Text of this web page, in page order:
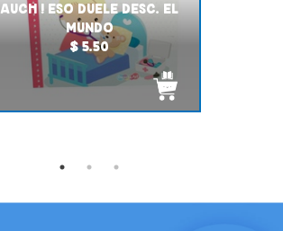
AUCH ! ESO DUELE DESC. EL
MUNDO
$ 5.50